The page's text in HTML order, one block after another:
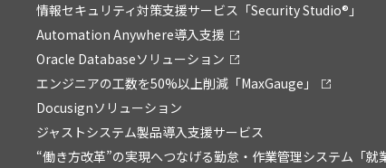
情報セキュリティ対策支援サービス「Security Studio®」
Automation Anywhere導入支援
Oracle Databaseソリューション
エンジニアの工数を50%以上削減「MaxGauge」
Docusignソリューション
ジャストシステム製品導入支援サービス
“働き方改革”の実現へつなげる勤怠・作業管理システム「就